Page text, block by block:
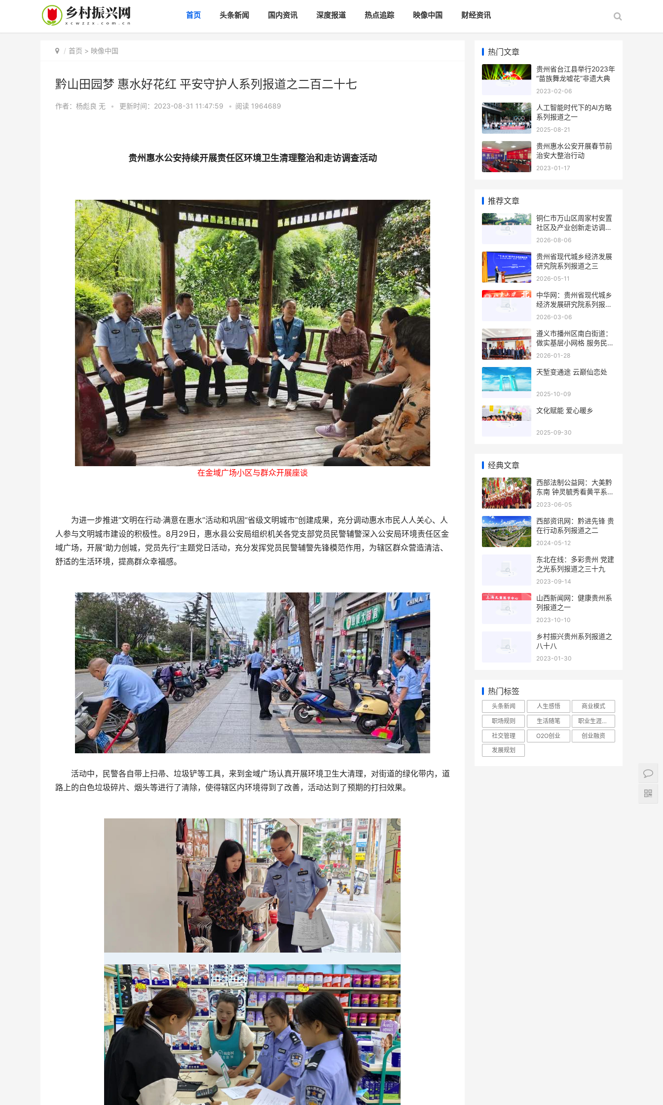
首页 头条新闻 国内资讯 深度报道 热点追踪 映像中国 财经资讯
首页 > 映像中国
黔山田园梦 惠水好花红 平安守护人系列报道之二百二十七
作者：杨彪良 无 • 更新时间：2023-08-31 11:47:59 • 阅读 1964689
贵州惠水公安持续开展责任区环境卫生清理整治和走访调查活动
在金域广场小区与群众开展座谈
为进一步推进“文明在行动·满意在惠水”活动和巩固“省级文明城市”创建成果，充分调动惠水市民人人关心、人
人参与文明城市建设的积极性。8月29日，惠水县公安局组织机关各党支部党员民警辅警深入公安局环境责任区金
域广场，开展“助力创城，党员先行”主题党日活动，充分发挥党员民警辅警先锋模范作用，为辖区群众营造清洁、
舒适的生活环境，提高群众幸福感。
活动中，民警各自带上扫帚、垃圾铲等工具，来到金域广场认真开展环境卫生大清理，对街道的绿化带内，道
路上的白色垃圾碎片、烟头等进行了清除，使得辖区内环境得到了改善，活动达到了预期的打扫效果。
热门文章
贵州省台江县举行2023年
“苗族舞龙嘘花”非遗大典
2023-02-06
人工智能时代下的AI方略
系列报道之一
2025-08-21
贵州惠水公安开展春节前
治安大整治行动
2023-01-17
推荐文章
铜仁市万山区周家村安置
社区及产业创新走访调研
侧记
2026-08-06
贵州省现代城乡经济发展
研究院系列报道之三
2026-05-11
中华网：贵州省现代城乡
经济发展研究院系列报道
之一
2026-03-06
遵义市播州区南白街道：
做实基层小网格 服务民心
大纽带
2026-01-28
天堑变通途 云巅仙恋处
2025-10-09
文化赋能 爱心暖乡
2025-09-30
经典文章
西部法制公益网：大美黔
东南 钟灵毓秀看黄平系列
报道之十五
2023-06-05
西部资讯网：黔进先锋 贵
在行动系列报道之二
2024-05-12
东北在线：多彩贵州 党建
之光系列报道之三十九
2023-09-14
山西新闻网：健康贵州系
列报道之一
2023-10-10
乡村振兴贵州系列报道之
八十八
2023-01-30
热门标签
头条新闻 人生感悟
商业模式
职场规则
生活随笔
职业生涯规划
社交管理
O2O创业
创业融资
发展规划